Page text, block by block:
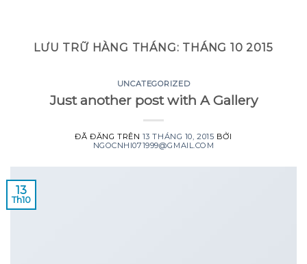
LƯU TRỮ HÀNG THÁNG: THÁNG 10 2015
UNCATEGORIZED
Just another post with A Gallery
ĐÃ ĐĂNG TRÊN 13 THÁNG 10, 2015 BỞI
NGOCNHI071999@GMAIL.COM
13
Th10